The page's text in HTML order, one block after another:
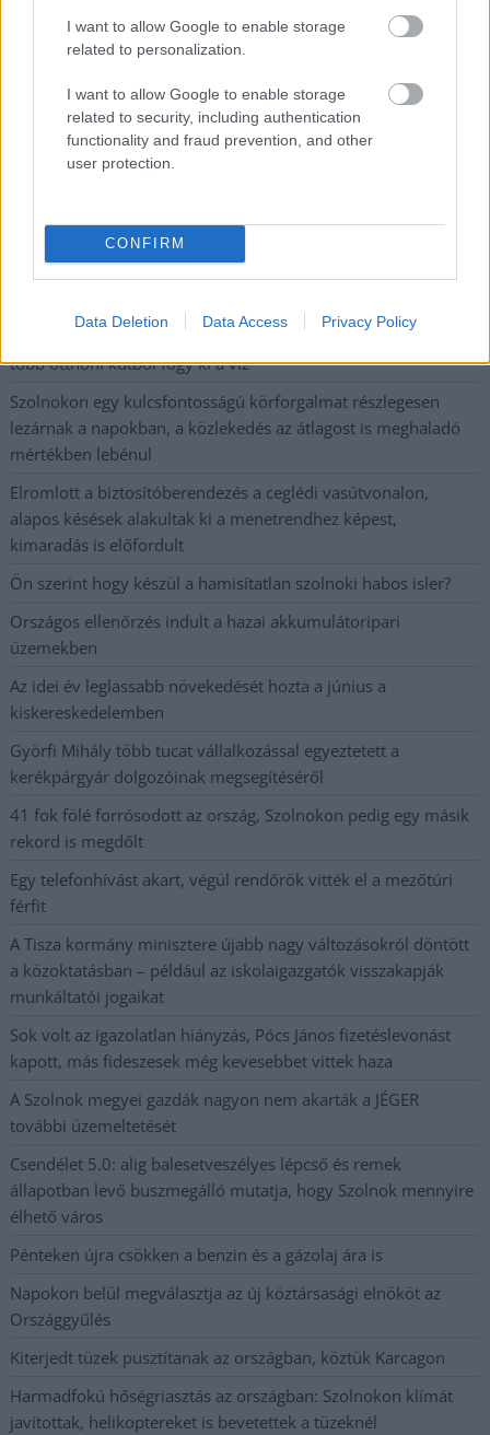
I want to allow Google to enable storage
related to personalization.
I want to allow Google to enable storage
related to security, including authentication
functionality and fraud prevention, and other
user protection.
CONFIRM
Data Deletion Data Access Privacy Policy
Hétfőn kezdik, csütörtökön végeznek – lezárás miatt
fennakadásokra és pótlóbuszos közlekedésre számítsunk az
egyik Jász-Nagykun-Szolnok megyei vasútvonalon
Visszaszámlálás indul: -1, 0, Sziget!
Már magasabb szinten is nyomoznak Szijjártó
Problémák egész Jász-Nagykun-Szolnok megyében: egyre
több otthoni kútból fogy ki a víz
Szolnokon egy kulcsfontosságú körforgalmat részlegesen
lezárnak a napokban, a közlekedés az átlagost is meghaladó
mértékben lebénul
Elromlott a biztosítóberendezés a ceglédi vasútvonalon,
alapos késések alakultak ki a menetrendhez képest,
kimaradás is előfordult
Ön szerint hogy készül a hamisítatlan szolnoki habos isler?
Országos ellenőrzés indult a hazai akkumulátoripari
üzemekben
Az idei év leglassabb növekedését hozta a június a
kiskereskedelemben
Györfi Mihály több tucat vállalkozással egyeztetett a
kerékpárgyár dolgozóinak megsegítéséről
41 fok fölé forrósodott az ország, Szolnokon pedig egy másik
rekord is megdőlt
Egy telefonhívást akart, végül rendőrök vitték el a mezőtúri
férfit
A Tisza kormány minisztere újabb nagy változásokról döntött
a közoktatásban – például az iskolaigazgatók visszakapják
munkáltatói jogaikat
Sok volt az igazolatlan hiányzás, Pócs János fizetéslevonást
kapott, más fideszesek még kevesebbet vittek haza
A Szolnok megyei gazdák nagyon nem akarták a JÉGER
további üzemeltetését
Csendélet 5.0: alig balesetveszélyes lépcső és remek
állapotban levő buszmegálló mutatja, hogy Szolnok mennyire
élhető város
Pénteken újra csökken a benzin és a gázolaj ára is
Napokon belül megválasztja az új köztársasági elnököt az
Országgyűlés
Kiterjedt tüzek pusztítanak az országban, köztük Karcagon
Harmadfokú hőségriasztás az országban: Szolnokon klímát
javítottak, helikoptereket is bevetettek a tüzeknél